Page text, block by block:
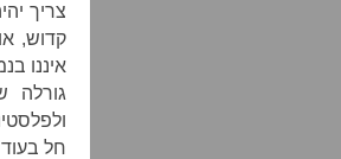
צריך
קדוש,
איננו
גורלה
חל